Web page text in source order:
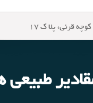
قرنی، پلا ک 17